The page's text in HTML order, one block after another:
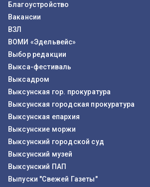
Благоустройство
Вакансии
ВЗЛ
ВОМИ «Эдельвейс»
Выбор редакции
Выкса-фестиваль
Выксадром
Выксунская гор. прокуратура
Выксунская городская прокуратура
Выксунская епархия
Выксунские моржи
Выксунский городской суд
Выксунский музей
Выксунский ПАП
Выпуски "Свежей Газеты"